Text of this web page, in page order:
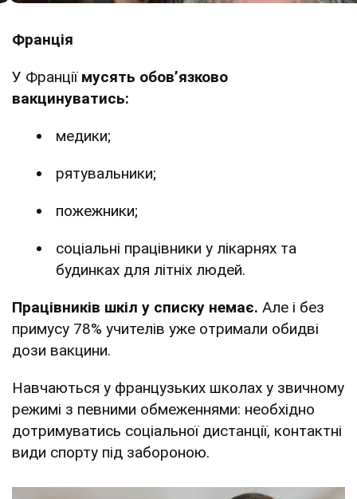
Франція
У Франціїмусять обов’язково
вакцинуватись:
медики;
рятувальники;
пожежники;
соціальні працівники у лікарнях та
будинках для літніх людей.
Працівників шкіл у списку немає. Але і без
примусу 78% учителів уже отримали обидві
дози вакцини.
Навчаються у французьких школах у звичному
режимі з певними обмеженнями: необхідно
дотримуватись соціальної дистанції, контактні
види спорту під забороною.